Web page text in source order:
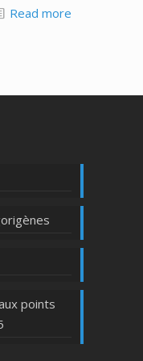
Read more
points